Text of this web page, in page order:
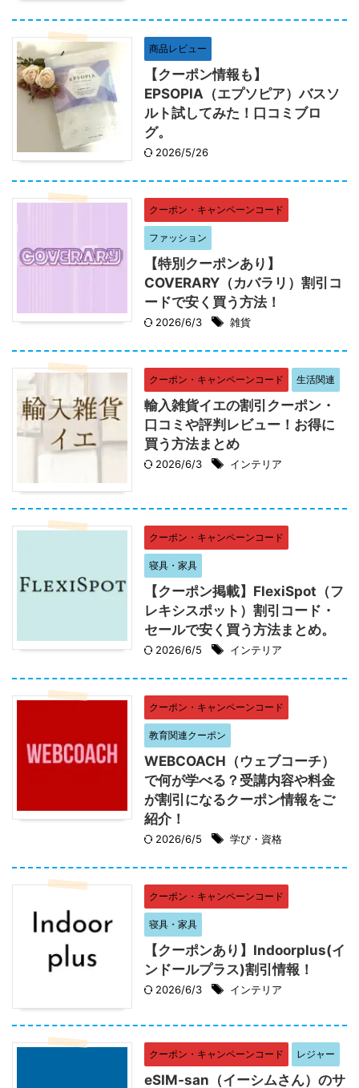
商品レビュー
【クーポン情報も】
EPSOPIA（エプソピア）バスソ
ルト試してみた！口コミブロ
グ。
2026/5/26
クーポン・キャンペーンコード
ファッション
【特別クーポンあり】
COVERARY（カバラリ）割引コ
ードで安く買う方法！
2026/6/3 雑貨
クーポン・キャンペーンコード 生活関連
輸入雑貨イエの割引クーポン・
口コミや評判レビュー！お得に
買う方法まとめ
2026/6/3 インテリア
クーポン・キャンペーンコード
寝具・家具
【クーポン掲載】FlexiSpot（フ
レキシスポット）割引コード・
セールで安く買う方法まとめ。
2026/6/5 インテリア
クーポン・キャンペーンコード
教育関連クーポン
WEBCOACH（ウェブコーチ）
で何が学べる？受講内容や料金
が割引になるクーポン情報をご
紹介！
2026/6/5 学び・資格
クーポン・キャンペーンコード
寝具・家具
【クーポンあり】Indoorplus(イ
ンドールプラス)割引情報！
2026/6/3 インテリア
クーポン・キャンペーンコード レジャー
eSIM-san（イーシムさん）のサ